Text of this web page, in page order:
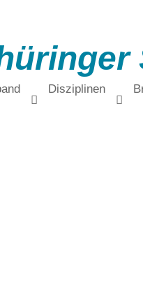
Disziplinen